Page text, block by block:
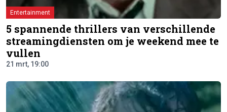
Entertainment
5 spannende thrillers van verschillende
streamingdiensten om je weekend mee te
vullen
21 mrt, 19:00